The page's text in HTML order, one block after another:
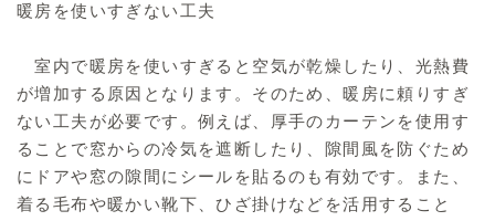
暖房を使いすぎない工夫
室内で暖房を使いすぎると空気が乾燥したり、光熱費
が増加する原因となります。そのため、暖房に頼りすぎ
ない工夫が必要です。例えば、厚手のカーテンを使用す
ることで窓からの冷気を遮断したり、隙間風を防ぐため
にドアや窓の隙間にシールを貼るのも有効です。また、
着る毛布や暖かい靴下、ひざ掛けなどを活用すること